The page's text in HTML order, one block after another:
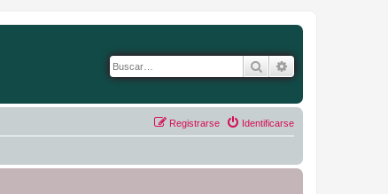
Buscar
Identificarse
Registrarse